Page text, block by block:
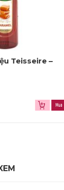
Teisseire –